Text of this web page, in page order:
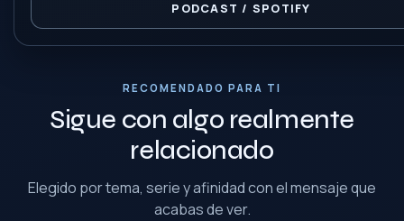
PODCAST / SPOTIFY
RECOMENDADO PARA TI
Sigue con algo realmente
relacionado
Elegido por tema, serie y afinidad con el mensaje que
acabas de ver.